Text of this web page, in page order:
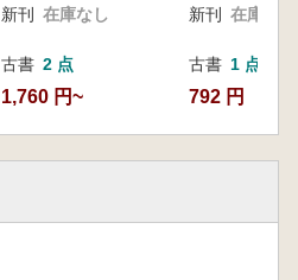
新刊 在庫なし
古書 2 点
1,760 円~
新刊 在庫なし
古書 1 点
792 円